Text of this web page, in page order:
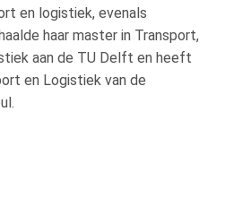
en logistiek, evenals
haar master in Transport,
aan de TU Delft en heeft
en Logistiek van de